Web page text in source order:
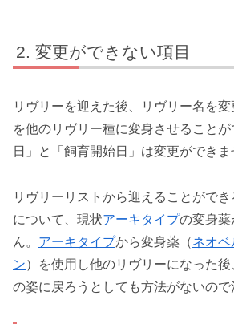
変更ができない項目
リヴリーを迎えた後、リヴリー名を
を他のリヴリー種に変身させること
日」と「飼育開始日」は変更ができま
リヴリーリストから迎えることができ
について、現状アーキタイプの変身薬
ん。 アーキタイプから変身薬（ネオベ
ン）を使用し他のリヴリーになった後
の姿に戻ろうとしても方法がないので